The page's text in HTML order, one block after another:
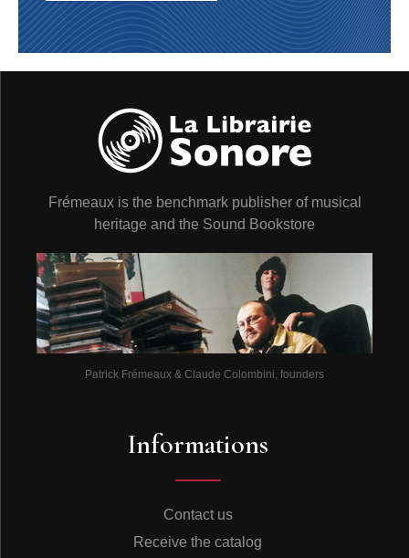
5 - Great Reed Warbler (a male’s song)
6 - Moorhen (brief call)
7 - Bittern (the low-pitched song of a male)
8 - Little Grebe (a pair’s noisy display)
10 - Coot (usual calls)
11 - Cetti’s Warbler (a male’s song)
12 - Nightingale (the songs of two close males)
13 - Graf’s Frog, a type of Green Frog (males singing)
15 - Coypu (short groan)
16 - Concert of Stripeless Tree Frogs (at nightfall)
17 - Concert in tha Crau 15’24”
18 - Short-toed Lark (song of a male in flight)
19 - Stone Curlew (display calls of a pair)
20 - Skylark (song of a male in flight)
21 - Little Bustard (a very short, high-pitched creak, the
male’s song)
22 - Pin-tailed Sandgrouse (calls of a small flock in
25 - Black-eared Wheatear (a male’s song)
26 - Black-eared Wheatear (alarm call of a male)
27 - Calandra Lark (song of a male in flight)
31 - Greater Flamingo (calls of a small group in flight)
Frémeaux is the benchmark publisher of musical
heritage and the Sound Bookstore
Patrick Frémeaux & Claude Colombini, founders
Informations
Contact us
Receive the catalog